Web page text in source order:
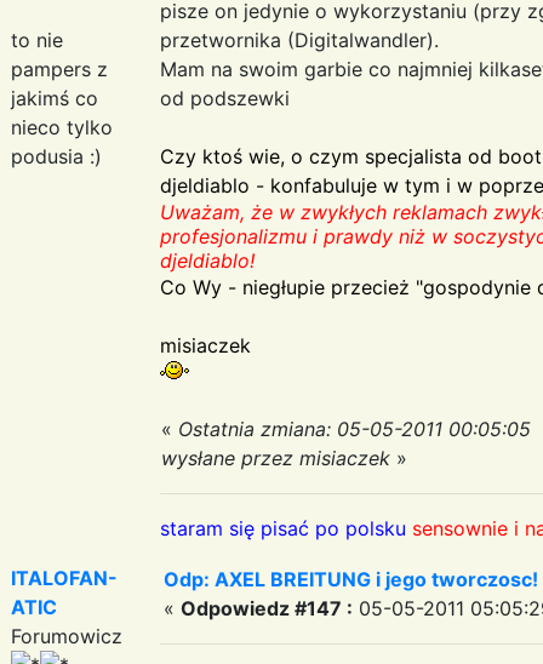
to nie
pampers z
jakimś co
nieco tylko
podusia :)
pisze on jedynie o wykorzystaniu (przy
przetwornika (Digitalwandler).
Mam na swoim garbie co najmniej
od podszewki
Czy ktoś wie, o czym specjalista od
djeldiablo - konfabuluje w tym i w
Uważam, że w zwykłych reklamach
profesjonalizmu i prawdy niż w
djeldiablo!
Co Wy - niegłupie przecież "gospodynie
misiaczek
« Ostatnia zmiana: 05-05-2011 00:05:05
wysłane przez misiaczek »
staram się pisać po polsku sensownie i
ITALOFAN-
ATIC
Forumowicz
Odp: AXEL BREITUNG i jego
« Odpowiedz #147 : 05-05-2011